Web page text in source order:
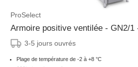
ProSelect
Armoire positive ventilée - GN2/1
3-5 jours ouvrés
Plage de température de -2 à +8 °C